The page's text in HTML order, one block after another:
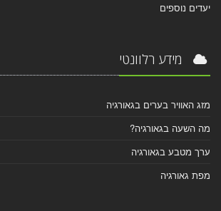
יעדים נוספים
מידע רלוונטי
מזג האוויר בערים בגאורגיה
מה השעה בגאורגיה?
ערך מטבע בגאורגיה
מפת גאורגיה